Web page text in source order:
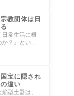
教団体は日
常生活に根
か？」という
ています。
宝に隠され
違い
型土器は、